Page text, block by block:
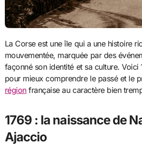
La Corse est une île qui a une histoire riche et
mouvementée, marquée par des
façonné son identité et sa culture. Voici
pour mieux comprendre le passé et le
régionfrançaise au caractère bien
1769 : la naissance de
Ajaccio